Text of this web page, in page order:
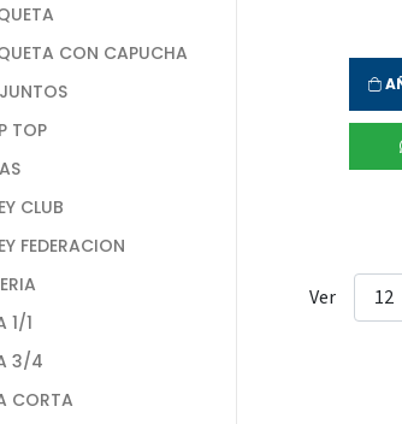
Ver
CON CAPUCHA
TOP
CLUB
FEDERACION
1/1
3/4
CORTA